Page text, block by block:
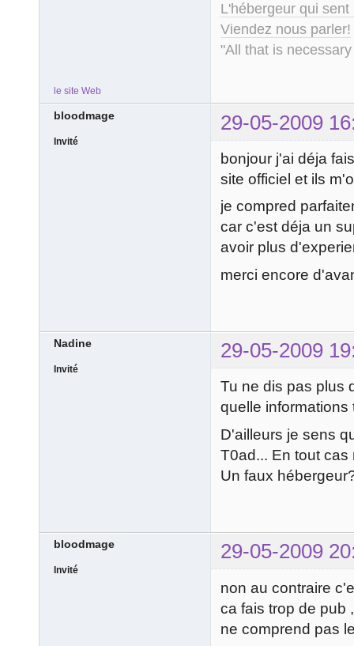
L'hébergeur qui
Viendez nous parler!
"All that is
le site Web
bloodmage 29-05-2009
Invité
bonjour j'ai déja
site officiel et ils
je compred
car c'est déja un
avoir plus
merci encore
Nadine 29-05-2009
Invité
Tu ne dis pas plus
quelle
D'ailleurs je sens
T0ad... En tout
Un faux
bloodmage 29-05-2009
Invité
non au contraire
ca fais trop de pub
ne comprend pas